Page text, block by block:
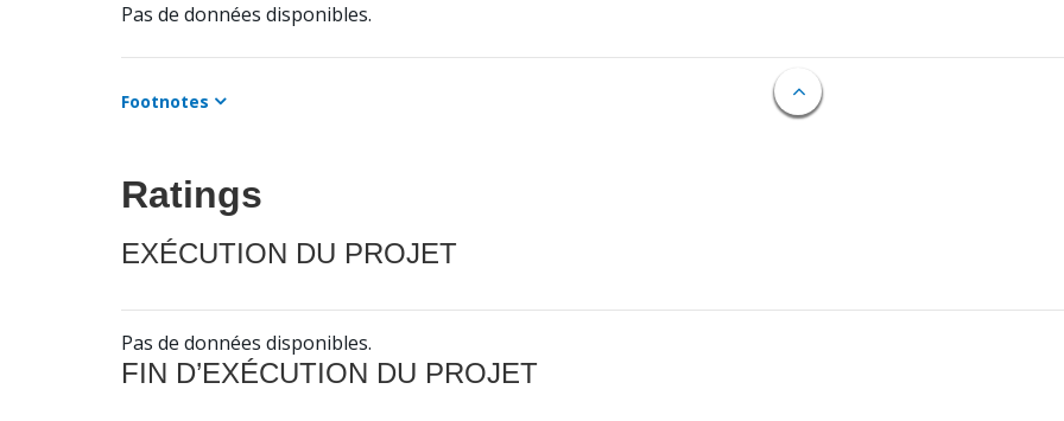
Pas de données disponibles.
Footnotes
Ratings
EXÉCUTION DU PROJET
Pas de données disponibles.
FIN D’EXÉCUTION DU PROJET